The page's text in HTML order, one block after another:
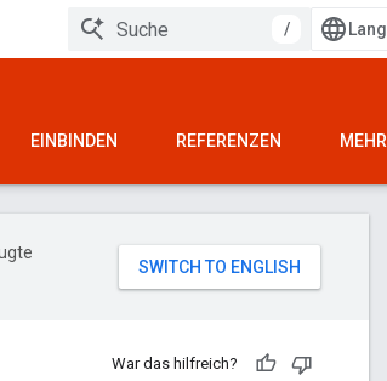
/
EINBINDEN REFERENZEN MEHR
War das hilfreich?